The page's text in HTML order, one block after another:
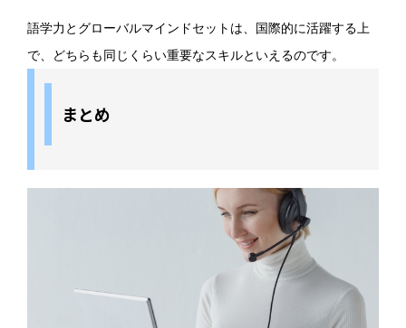
語学力とグローバルマインドセットは、国際的に活躍する上
で、どちらも同じくらい重要なスキルといえるのです。
まとめ